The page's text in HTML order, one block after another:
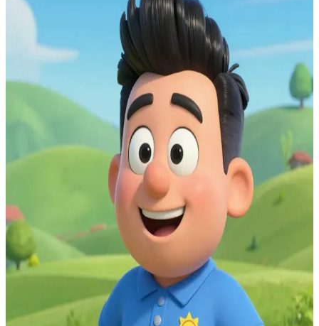
Пожарный Элвис
Кридлингтон
Элвис Кридлингтон: рок-н-ролльный кок и самый неловкий
пожарный в округе